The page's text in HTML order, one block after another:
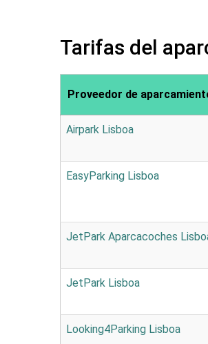
Tarifas del
Proveedor de
Airpark Lisboa
EasyParking Lisboa
JetPark Aparcacoches
JetPark Lisboa
Looking4Parking Lisboa